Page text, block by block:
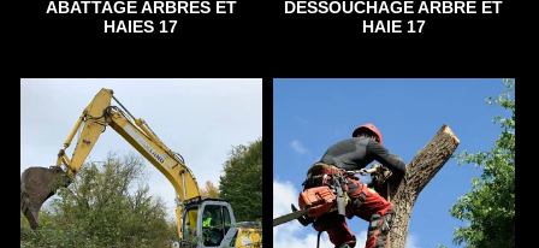
ABATTAGE ARBRES ET
HAIES 17
DESSOUCHAGE ARBRE ET
HAIE 17